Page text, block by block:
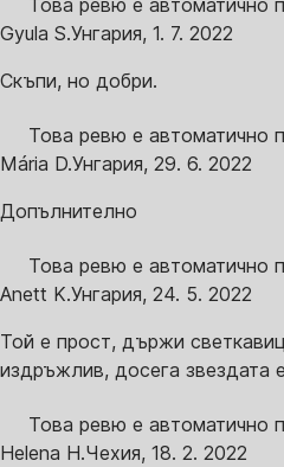
Това ревю е автоматично
Gyula S.Унгария, 1. 7. 2022
Скъпи, но добри.
Това ревю е автоматично
Mária D.Унгария, 29. 6. 2022
Допълнително
Това ревю е автоматично
Anett K.Унгария, 24. 5. 2022
Той е прост, държи
издръжлив, досега звездата
Това ревю е автоматично
Helena H.Чехия, 18. 2. 2022